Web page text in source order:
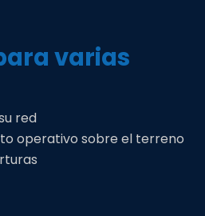
varias
red
operativo sobre el terreno